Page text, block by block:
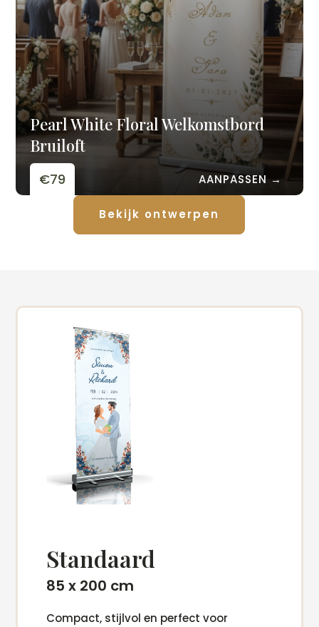
Pearl White Floral Welkomstbord
Bruiloft
€79 AANPASSEN →
Bekijk ontwerpen
Standaard
85 x 200 cm
Compact, stijlvol en perfect voor